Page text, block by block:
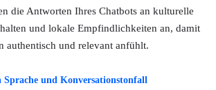
die Antworten Ihres Chatbots an kulturelle
und lokale Empfindlichkeiten an, damit
authentisch und relevant anfühlt.
und Konversationstonfall